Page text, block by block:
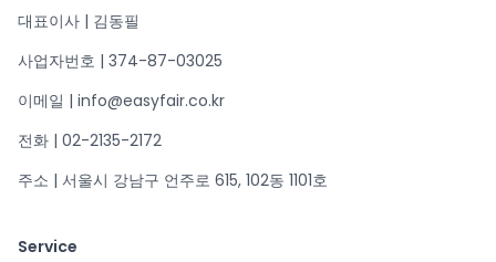
대표이사 | 김동필
사업자번호 | 374-87-03025
이메일 | info@easyfair.co.kr
전화 | 02-2135-2172
주소 | 서울시 강남구 언주로 615, 102동 1101호
Service